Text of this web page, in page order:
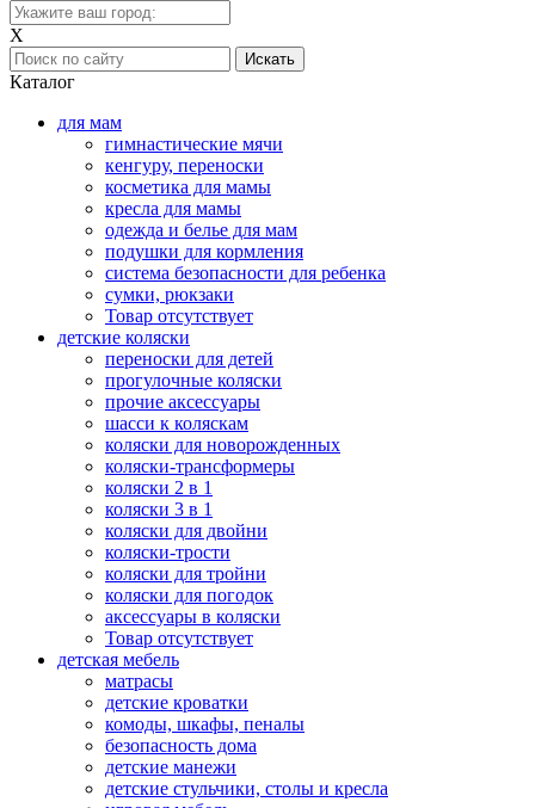
X
Каталог
для мам
гимнастические мячи
кенгуру, переноски
косметика для мамы
кресла для мамы
одежда и белье для мам
подушки для кормления
система безопасности для ребенка
сумки, рюкзаки
Товар отсутствует
детские коляски
переноски для детей
прогулочные коляски
прочие аксессуары
шасси к коляскам
коляски для новорожденных
коляски-трансформеры
коляски 2 в 1
коляски 3 в 1
коляски для двойни
коляски-трости
коляски для тройни
коляски для погодок
аксессуары в коляски
Товар отсутствует
детская мебель
матрасы
детские кроватки
комоды, шкафы, пеналы
безопасность дома
детские манежи
детские стульчики, столы и кресла